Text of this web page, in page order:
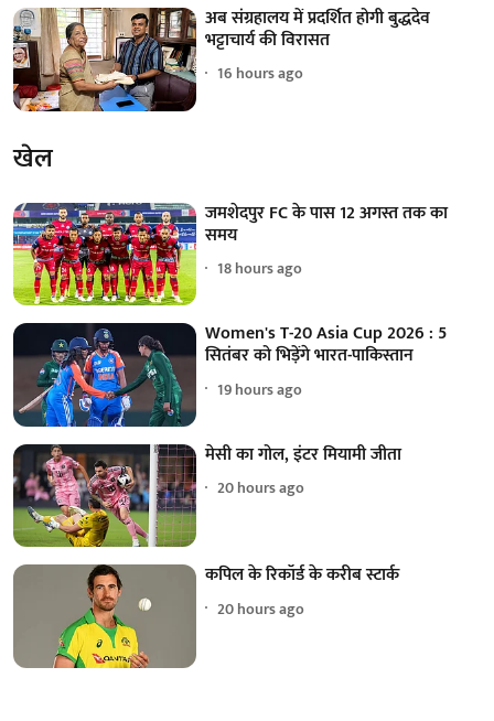
अब संग्रहालय में प्रदर्शित होगी बुद्धदेव
भट्टाचार्य की विरासत
16 hours ago
खेल
जमशेदपुर FC के पास 12 अगस्त तक का
समय
18 hours ago
Women's T-20 Asia Cup 2026 : 5
सितंबर को भिड़ेंगे भारत-पाकिस्तान
19 hours ago
मेसी का गोल, इंटर मियामी जीता
20 hours ago
कपिल के रिकॉर्ड के करीब स्टार्क
20 hours ago